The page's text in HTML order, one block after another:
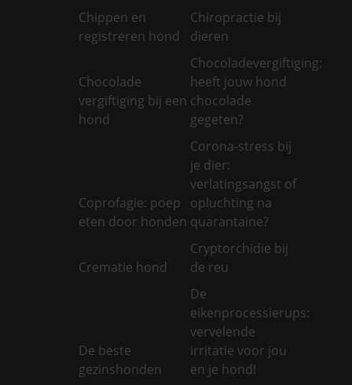
Chippen en
registreren hond
Chiropractie bij
dieren
Chocolade
vergiftiging bij een
hond
Chocoladevergiftiging:
heeft jouw hond
chocolade
gegeten?
Coprofagie: poep
eten door honden
Corona-stress bij
je dier:
verlatingsangst of
opluchting na
quarantaine?
Crematie hond
Cryptorchidie bij
de reu
De beste
gezinshonden
De
eikenprocessierups:
vervelende
irritatie voor jou
en je hond!